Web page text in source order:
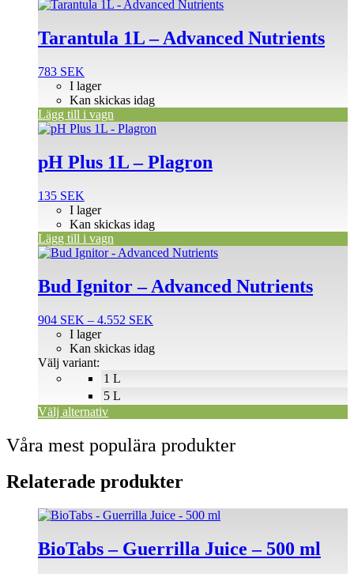
Tarantula 1L – Advanced Nutrients
783 SEK
I lager
Kan skickas idag
Lägg till i vagn
pH Plus 1L – Plagron
135 SEK
I lager
Kan skickas idag
Lägg till i vagn
Bud Ignitor – Advanced Nutrients
904 SEK – 4.552 SEK
till
1 L
5 L
I lager
Kan skickas idag
Välj variant:
Välj alternativ
Den
produkten
har
varianter.
olika
alternativen
på
produktsidan
Våra mest populära produkter
Relaterade produkter
BioTabs – Guerrilla Juice – 500 ml